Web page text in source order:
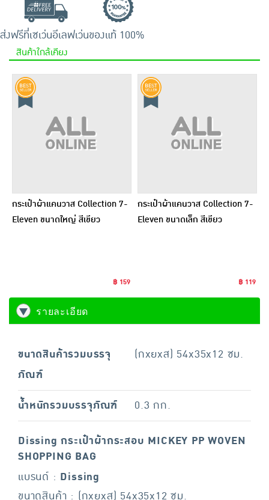
ส่งฟรีที่เซเว่นอีเลฟเว่นของแท้ 100%
สินค้าใกล้เคียง
กระเป๋าผ้าแคนวาส Collection 7-
Eleven ขนาดใหญ่ สีเขียว
฿ 159
กระเป๋าผ้าแคนวาส Collection 7-
Eleven ขนาดเล็ก สีเขียว
฿ 119
รายละเอียด
ขนาดสินค้ารวมบรรจุ
ภัณฑ์
(กxยxส) 54x35x12 ซม.
น้ำหนักรวมบรรจุภัณฑ์ 0.3 กก.
Dissing กระเป๋าผ้ากระสอบ MICKEY PP WOVEN
SHOPPING BAG
แบรนด์ : Dissing
ขนาดสินค้า : (กxยxส) 54x35x12 ซม.